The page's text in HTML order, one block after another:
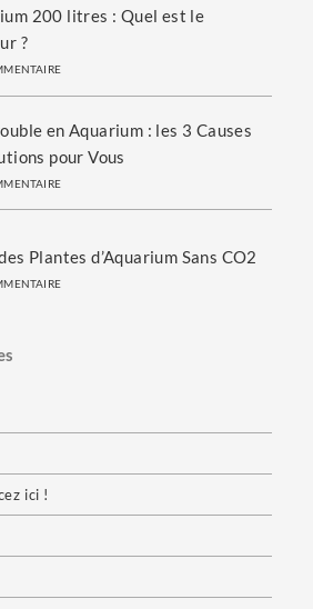
200 litres : Quel est le
?
en Aquarium : les 3 Causes
pour Vous
Plantes d’Aquarium Sans CO2
ici !